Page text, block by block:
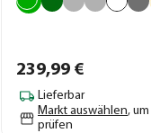
239,99 €
Lieferbar
Markt auswählen,
prüfen